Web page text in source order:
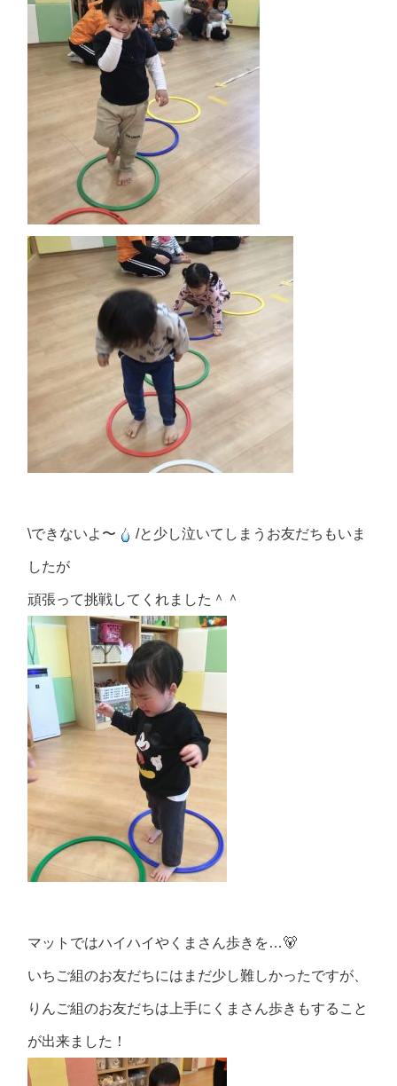
\できないよ〜 /と少し泣いてしまうお友だちもいま
したが
頑張って挑戦してくれました＾＾
マットではハイハイやくまさん歩きを…🐻
いちご組のお友だちにはまだ少し難しかったですが、
りんご組のお友だちは上手にくまさん歩きもすること
が出来ました！